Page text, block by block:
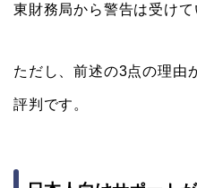
東財務局から警告は受けて
ただし、前述の3点の理由
評判です。